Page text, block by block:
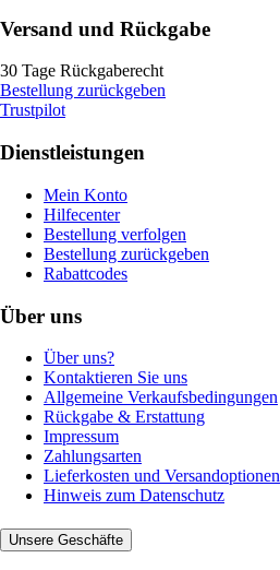
Versand und Rückgabe
30 Tage Rückgaberecht
Bestellung zurückgeben
Trustpilot
Dienstleistungen
Mein Konto
Hilfecenter
Bestellung verfolgen
Bestellung zurückgeben
Rabattcodes
Über uns
Über uns?
Kontaktieren Sie uns
Allgemeine Verkaufsbedingungen
Rückgabe & Erstattung
Impressum
Zahlungsarten
Lieferkosten und Versandoptionen
Hinweis zum Datenschutz
Unsere Geschäfte